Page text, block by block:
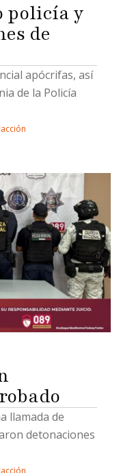
policía y
de
apócrifas, así
de la Policía
llamada de
detonaciones